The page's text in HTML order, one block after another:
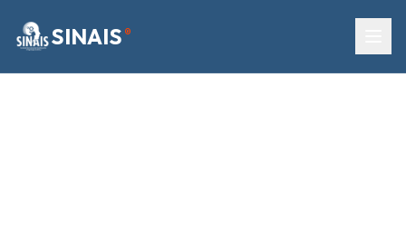
SINAIS ®